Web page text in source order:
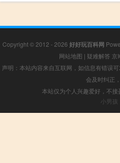
Copyright © 2012 - 2026 好好玩百科网
网站地图 | 疑难解答 京
声明：本站内容来自互联网，如信息有错误
会及时纠正
本站仅为个人兴趣爱好，不
小男孩